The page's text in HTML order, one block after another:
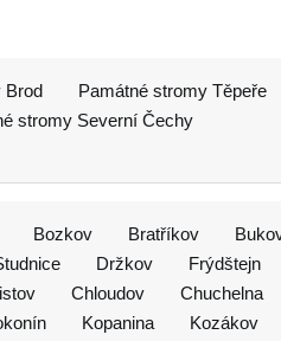
Brod
Památné stromy Těpeře
stromy Severní Čechy
Bozkov Bratříkov
Držkov Frýdštejn
Chloudov Chuchelna
Kopanina Kozákov